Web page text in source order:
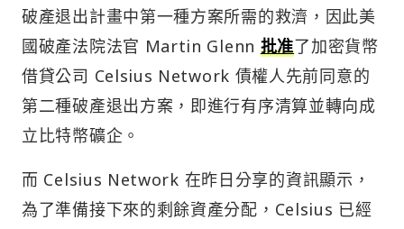
破產退出計畫中第一種方案所需的救濟，因此美
國破產法院法官 Martin Glenn 批准了加密貨幣
借貸公司 Celsius Network 債權人先前同意的
第二種破產退出方案，即進行有序清算並轉向成
立比特幣礦企。
而 Celsius Network 在昨日分享的資訊顯示，
為了準備接下來的剩餘資產分配，Celsius 已經